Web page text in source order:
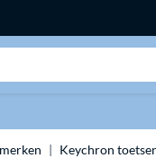
Keychron